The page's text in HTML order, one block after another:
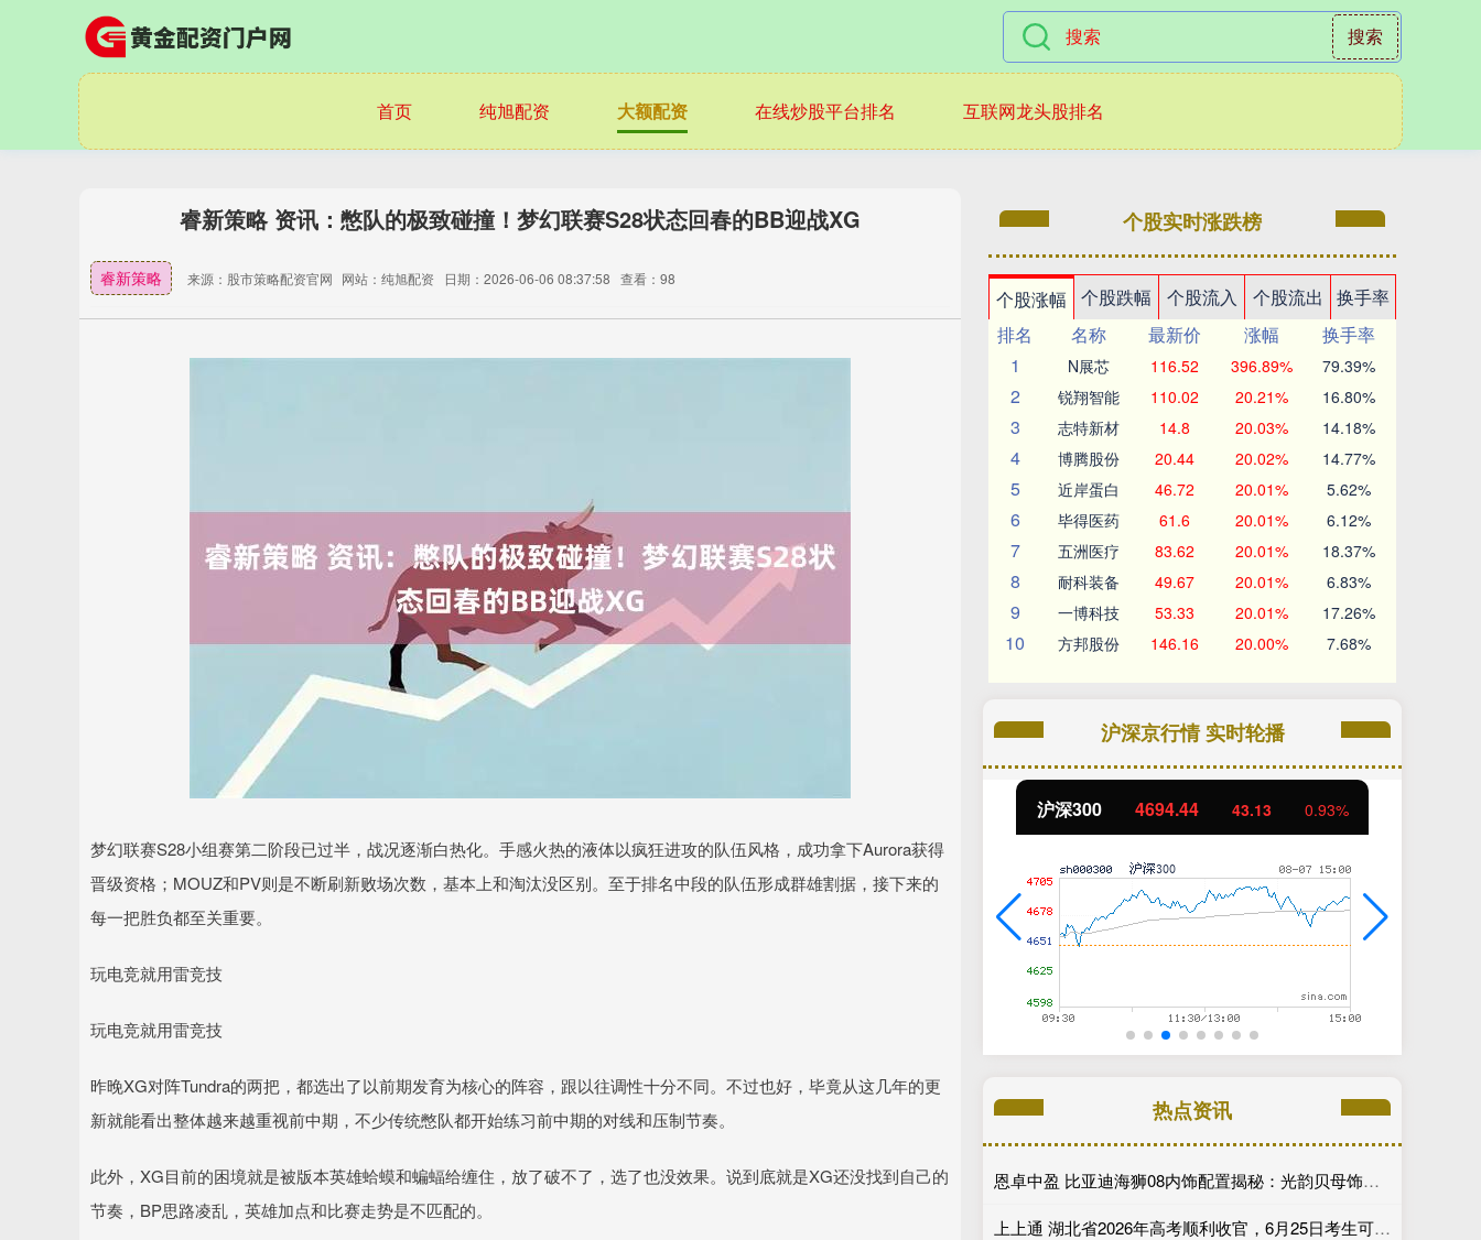
搜索
首页 纯旭配资 大额配资 在线炒股平台排名 互联网龙头股排名
睿新策略 资讯：憋队的极致碰撞！梦幻联赛S28状态回春的BB迎战XG
睿新策略 来源：股市策略配资官网 网站：纯旭配资 日期：2026-06-06 08:37:58 查看：98
梦幻联赛S28小组赛第二阶段已过半，战况逐渐白热化。手感火热的液体以疯狂进攻的队伍风格，成功拿下Aurora获得
晋级资格；MOUZ和PV则是不断刷新败场次数，基本上和淘汰没区别。至于排名中段的队伍形成群雄割据，接下来的
每一把胜负都至关重要。
玩电竞就用雷竞技
玩电竞就用雷竞技
昨晚XG对阵Tundra的两把，都选出了以前期发育为核心的阵容，跟以往调性十分不同。不过也好，毕竟从这几年的更
新就能看出整体越来越重视前中期，不少传统憋队都开始练习前中期的对线和压制节奏。
此外，XG目前的困境就是被版本英雄蛤蟆和蝙蝠给缠住，放了破不了，选了也没效果。说到底就是XG还没找到自己的
节奏，BP思路凌乱，英雄加点和比赛走势是不匹配的。
个股实时涨跌榜
个股涨幅 个股跌幅 个股流入 个股流出
换手率
排名
名称 最新价 涨幅
换手率
1
N展芯 116.52 396.89% 79.39%
2 锐翔智能 110.02 20.21% 16.80%
3 志特新材 14.8 20.03% 14.18%
4 博腾股份 20.44 20.02% 14.77%
5 近岸蛋白 46.72 20.01% 5.62%
6 毕得医药 61.6 20.01% 6.12%
7 五洲医疗 83.62 20.01% 18.37%
8 耐科装备 49.67 20.01% 6.83%
9 一博科技 53.33 20.01% 17.26%
10 方邦股份 146.16 20.00% 7.68%
沪深京行情 实时轮播
北证50 1134.24 11.37 1.01%
热点资讯
恩卓中盈 比亚迪海狮08内饰配置揭秘：光韵贝母饰条搭配25扬帝瓦雷音响登场
上上通 湖北省2026年高考顺利收官，6月25日考生可查分，29日起填报志愿